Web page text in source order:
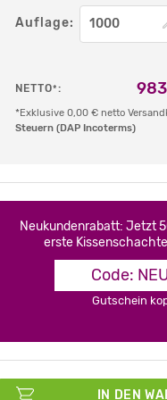
Auflage:
NETTO*:
*Exklusive 0,00 € netto
Steuern (DAP Incoterms)
Neukundenrabatt: Jetzt
erste
Code:
Gutschein
IN DEN